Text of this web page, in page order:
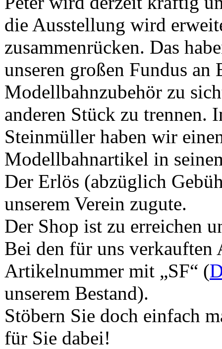
die Ausstellung wird
zusammenrücken. Das
unseren großen Fundus an
Modellbahnzubehör zu
anderen Stück zu trennen.
Steinmüller haben wir
Modellbahnartikel in
Der Erlös (abzüglich
unserem Verein zugute.
Der Shop ist zu erreichen
Bei den für uns
Artikelnummer mit „SF“ (
unserem Bestand).
Stöbern Sie doch einfach
für Sie dabei!